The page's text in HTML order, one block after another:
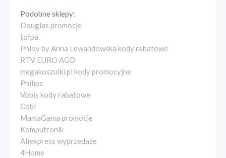
Podobne sklepy:
Douglas promocje
tołpa.
Phlov by Anna Lewandowska kody rabatowe
RTV EURO AGD
megakoszulki.pl kody promocyjne
Philips
Vobis kody rabatowe
Cobi
MamaGama promocje
Komputronik
Aliexpress wyprzedaże
4Home